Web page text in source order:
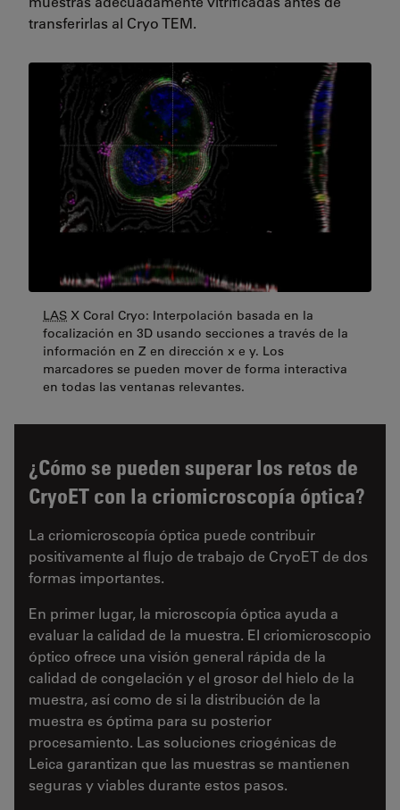
transferirlas al Cryo TEM.
LAS X Coral Cryo: Interpolación basada en la
focalización en 3D usando secciones a través de la
información en Z en dirección x e y. Los
marcadores se pueden mover de forma interactiva
en todas las ventanas relevantes.
¿Cómo se pueden superar los retos de
CryoET con la criomicroscopía óptica?
La criomicroscopía óptica puede contribuir
positivamente al flujo de trabajo de CryoET de dos
formas importantes.
En primer lugar, la microscopía óptica ayuda a
evaluar la calidad de la muestra. El criomicroscopio
óptico ofrece una visión general rápida de la
calidad de congelación y el grosor del hielo de la
muestra, así como de si la distribución de la
muestra es óptima para su posterior
procesamiento. Las soluciones criogénicas de
Leica garantizan que las muestras se mantienen
seguras y viables durante estos pasos.